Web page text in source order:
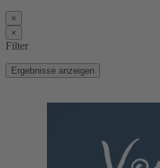
×
×
Filter
Ergebnisse anzeigen